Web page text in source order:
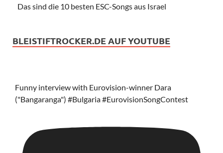
Das sind die 10 besten ESC-Songs aus Israel
BLEISTIFTROCKER.DE AUF YOUTUBE
Funny interview with Eurovision-winner Dara
("Bangaranga") #Bulgaria #EurovisionSongContest